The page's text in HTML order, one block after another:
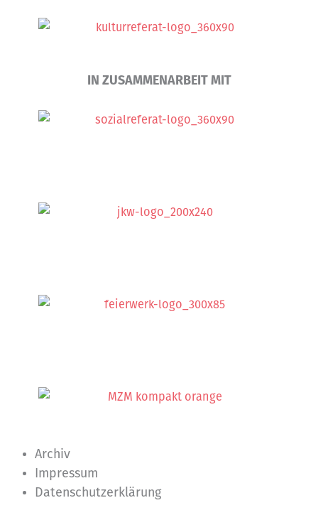
IN ZUSAMMENARBEIT MIT
Archiv
Impressum
Datenschutzerklärung